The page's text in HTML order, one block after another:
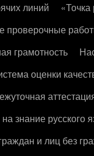
линий
«Точка
проверочные
грамотность
оценки
на знание
и лиц без